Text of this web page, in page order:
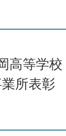
高等学
所表彰